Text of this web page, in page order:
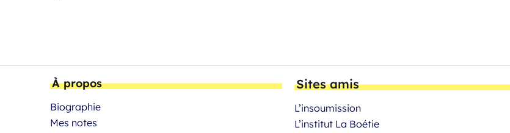
À propos
Biographie
Mes notes
Sites amis
L’insoumission
L’institut La Boétie